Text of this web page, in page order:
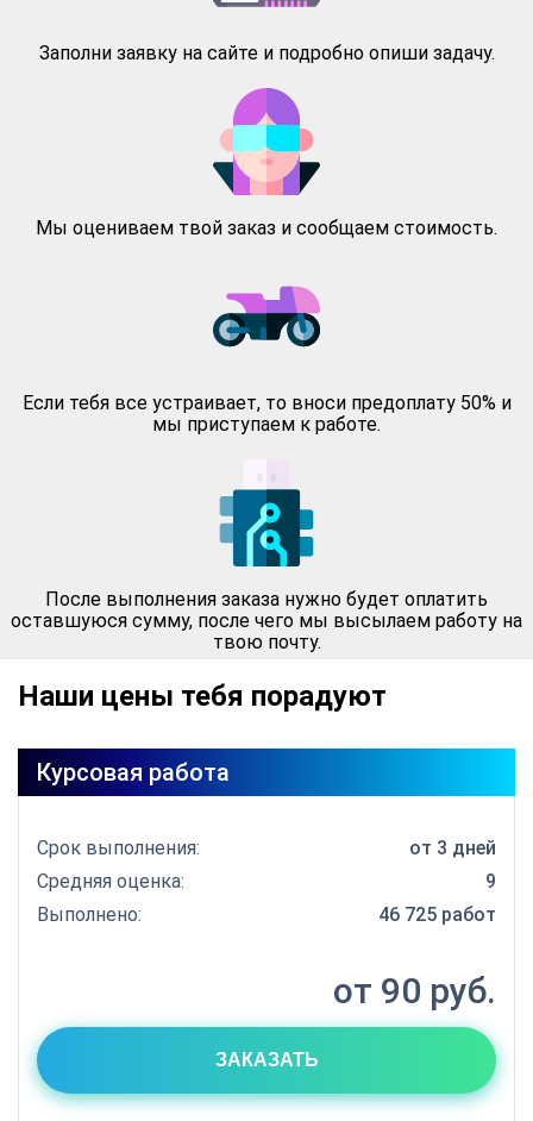
Заполни заявку на сайте и подробно опиши задачу.
Мы оцениваем твой заказ и сообщаем стоимость.
Если тебя все устраивает, то вноси предоплату 50% и
мы приступаем к работе.
После выполнения заказа нужно будет оплатить
оставшуюся сумму, после чего мы высылаем работу на
твою почту.
Наши цены тебя порадуют
Курсовая работа
Срок выполнения:
от 3 дней
Средняя оценка:
9
Выполнено:
46 725 работ
от 90 руб.
ЗАКАЗАТЬ